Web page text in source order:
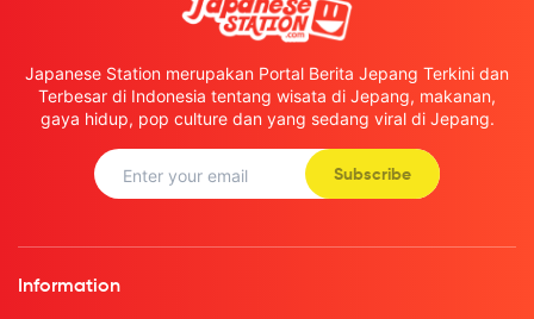
Japanese Station merupakan Portal Berita Jepang Terkini dan
Terbesar di Indonesia tentang wisata di Jepang, makanan,
gaya hidup, pop culture dan yang sedang viral di Jepang.
Subscribe
Information